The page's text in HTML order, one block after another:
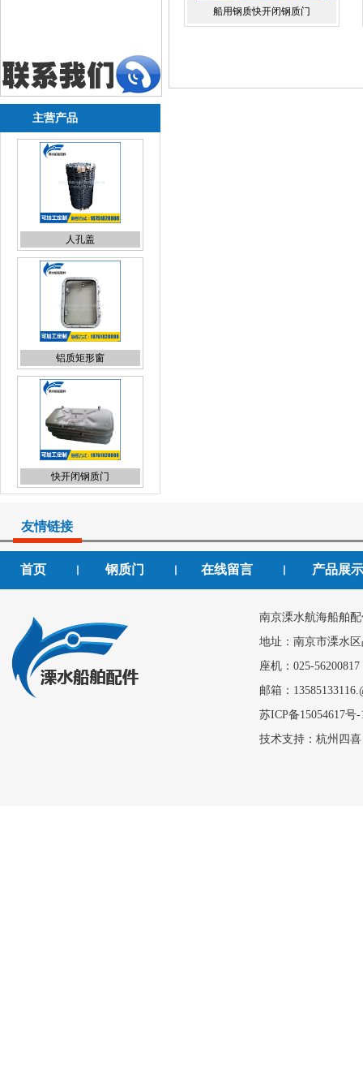
主营产品
人孔盖
铝质矩形窗
快开闭钢质门
船用钢质快开闭钢质门
友情链接
首页 钢质门 在线留言 产品展示
南京溧水航海船舶
地址：南京市溧水
座机：025-
邮箱：
苏ICP备15054617号-
技术支持： 杭州四喜